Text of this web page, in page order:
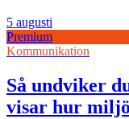
5 augusti
Premium
Kommunikation
Så undviker
visar hur